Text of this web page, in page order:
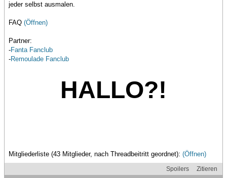
jeder selbst ausmalen.
FAQ (Öffnen)
Partner:
-Fanta Fanclub
-Remoulade Fanclub
HALLO?!
Mitgliederliste (43 Mitglieder, nach Threadbeitritt geordnet): (Öffnen)
Spoilers
Zitieren